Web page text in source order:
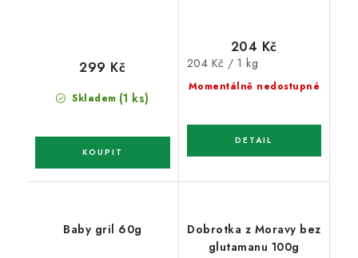
Skladem (1 ks)
299 Kč
Momentálně nedostupné
204 Kč
Měrná
cena:
204 Kč / 1 kg
Baby gril 60g
Dobrotka z Moravy bez
glutamanu 100g